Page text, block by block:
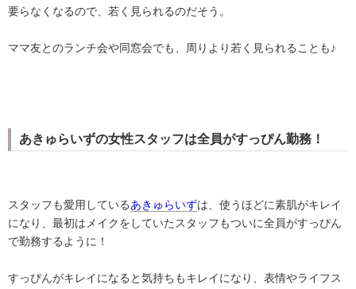
要らなくなるので、若く見られるのだそう。
ママ友とのランチ会や同窓会でも、周りより若く見られることも♪
あきゅらいずの女性スタッフは全員がすっぴん勤務！
スタッフも愛用しているあきゅらいずは、使うほどに素肌がキレイ
になり、最初はメイクをしていたスタッフもついに全員がすっぴん
で勤務するように！
すっぴんがキレイになると気持ちもキレイになり、表情やライフス